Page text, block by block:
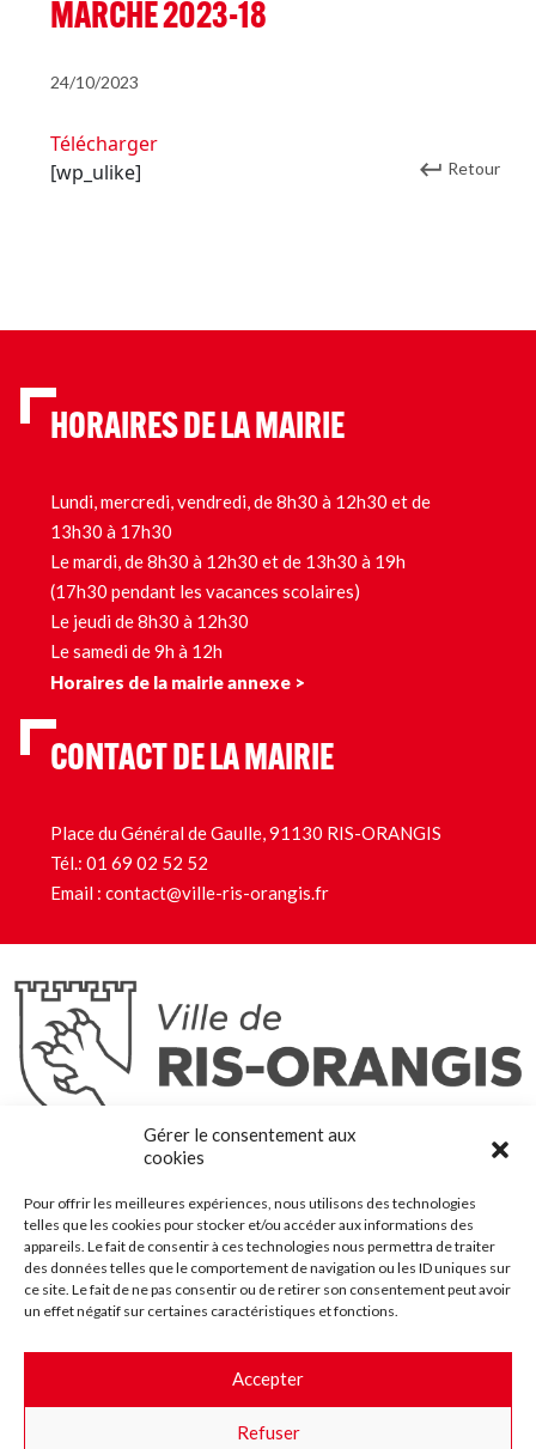
Gérer le consentement aux
cookies
Pour offrir les meilleures expériences, nous utilisons des technologies
telles que les cookies pour stocker et/ou accéder aux informations des
appareils. Le fait de consentir à ces technologies nous permettra de traiter
des données telles que le comportement de navigation ou les ID uniques sur
ce site. Le fait de ne pas consentir ou de retirer son consentement peut avoir
un effet négatif sur certaines caractéristiques et fonctions.
Accepter
Refuser
MARCHÉ 2023-18
24/10/2023
Télécharger
[wp_ulike]
Retour
HORAIRES DE LA MAIRIE
Lundi, mercredi, vendredi, de 8h30 à 12h30 et de
13h30 à 17h30
Le mardi, de 8h30 à 12h30 et de 13h30 à 19h
(17h30 pendant les vacances scolaires)
Le jeudi de 8h30 à 12h30
Le samedi de 9h à 12h
Horaires de la mairie annexe >
CONTACT DE LA MAIRIE
Place du Général de Gaulle, 91130 RIS-ORANGIS
Tél.: 01 69 02 52 52
Email : contact@ville-ris-orangis.fr
Ris-Orangis
@2022 — Tous droits réservés
Plan du site
Contact
Accessibilité
Crédits
Les marchés publics
Suggestions & Améliorations